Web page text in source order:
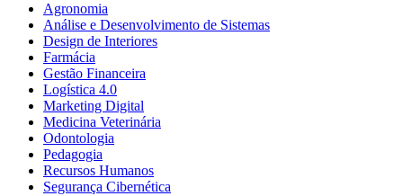
Agronomia
Análise e Desenvolvimento de Sistemas
Design de Interiores
Farmácia
Gestão Financeira
Logística 4.0
Marketing Digital
Medicina Veterinária
Odontologia
Pedagogia
Recursos Humanos
Segurança Cibernética